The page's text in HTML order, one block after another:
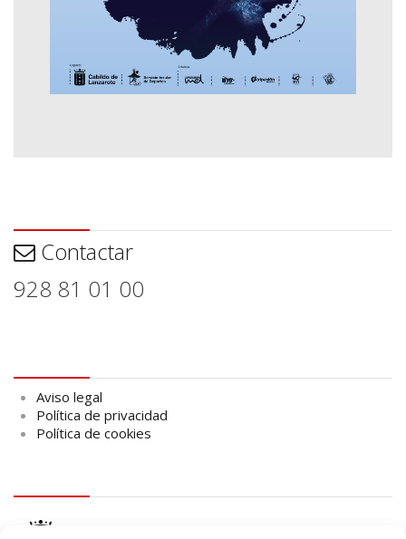
Contactar
928 81 01 00
Aviso legal
Política de privacidad
Política de cookies